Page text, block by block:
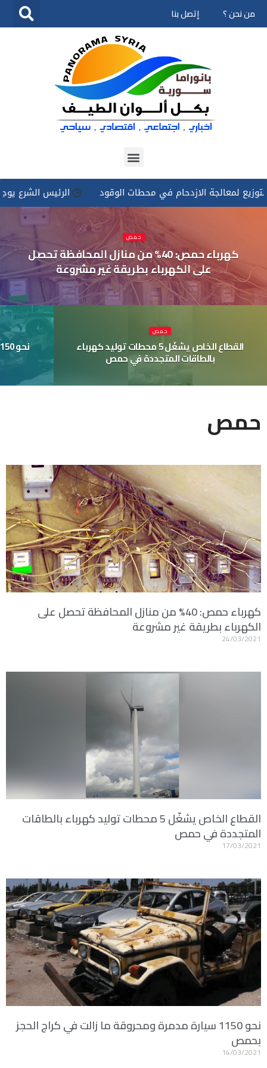
تخطى
من نحن ؟ إتصل بنا
الازدحام في محطات الوقود الرئيس الشرع يوجه
حمص
كهرباء حمص: 40% من منازل المحافظة تحصل
على الكهرباء بطريقة غير مشروعة
حمص
القطاع الخاص يشغّل 5 محطات توليد كهرباء
بالطاقات المتجددة في حمص
حمص
كهرباء حمص: 40% من منازل المحافظة تحصل على
الكهرباء بطريقة غير مشروعة
24/03/2021
القطاع الخاص يشغّل 5 محطات توليد كهرباء بالطاقات
المتجددة في حمص
17/03/2021
نحو 1150 سيارة مدمرة ومحروقة ما زالت في كراج الحجز
بحمص
14/03/2021